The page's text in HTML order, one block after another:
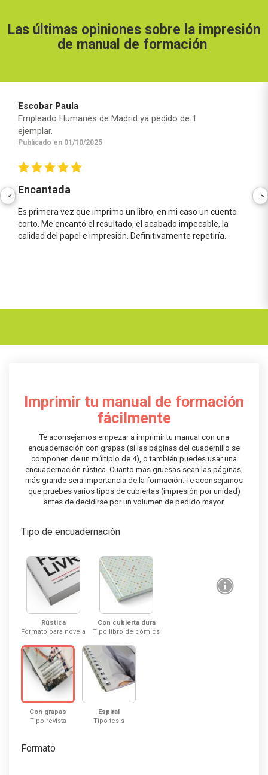
Las últimas opiniones sobre la impresión
de manual de formación
Escobar Paula
Empleado Humanes de Madrid ya pedido de 1
ejemplar.
Publicado en 01/10/2025
Encantada
Es primera vez que imprimo un libro, en mi caso un cuento
corto. Me encantó el resultado, el acabado impecable, la
calidad del papel e impresión. Definitivamente repetiría.
< >
Imprimir tu manual de formación
fácilmente
Te aconsejamos empezar a imprimir tu manual con una
encuadernación con grapas (si las páginas del cuadernillo se
componen de un múltiplo de 4), o también puedes usar una
encuadernación rústica. Cuanto más gruesas sean las páginas,
más grande sera importancia de la formación. Te aconsejamos
que pruebes varios tipos de cubiertas (impresión por unidad)
antes de decidirse por un volumen de pedido mayor.
Tipo de encuadernación
Rústica
Formato para novela
Con cubierta dura
Tipo libro de cómics
Con grapas
Tipo revista
Espiral
Tipo tesis
Formato